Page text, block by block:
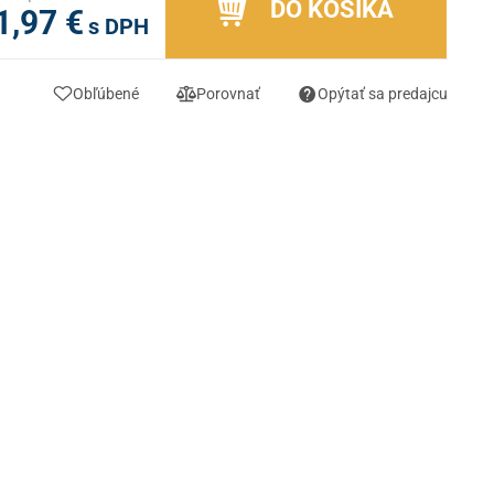
€ s DPH
DO KOŠÍKA
Obľúbené Porovnať Opýtať sa predajcu